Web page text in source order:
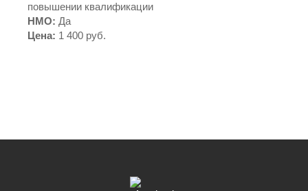
повышении квалификации
НМО: Да
Цена: 1 400 руб.